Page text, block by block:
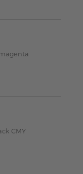
CMY